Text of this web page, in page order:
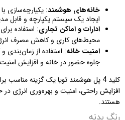
خانه‌های هوشمند: یکپارچه‌سازی
ایجاد یک سیستم یکپارچه و قابل
ادارات و اماکن تجاری: استفاده
محیط‌های کاری و کاهش مصرف
امنیت خانه: استفاده از زمان‌بندی و
جلوه حضور در خانه و افزایش
کلید 4 پل هوشمند تویا یک گزینه
افزایش راحتی، امنیت و بهره‌وری انرژی
هستند.
رنگ بدنه